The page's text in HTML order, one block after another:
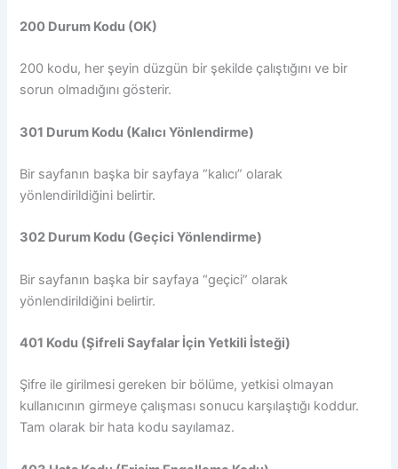
200 Durum Kodu (OK)
200 kodu, her şeyin düzgün bir şekilde çalıştığını ve bir
sorun olmadığını gösterir.
301 Durum Kodu (Kalıcı Yönlendirme)
Bir sayfanın başka bir sayfaya “kalıcı” olarak
yönlendirildiğini belirtir.
302 Durum Kodu (Geçici Yönlendirme)
Bir sayfanın başka bir sayfaya “geçici” olarak
yönlendirildiğini belirtir.
401 Kodu (Şifreli Sayfalar İçin Yetkili İsteği)
Şifre ile girilmesi gereken bir bölüme, yetkisi olmayan
kullanıcının girmeye çalışması sonucu karşılaştığı koddur.
Tam olarak bir hata kodu sayılamaz.